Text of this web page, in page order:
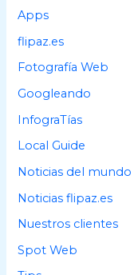
p
Apps
flipaz.es
Fotografía Web
Googleando
InfograTías
Local Guide
Noticias del mundo
Noticias flipaz.es
Nuestros clientes
Spot Web